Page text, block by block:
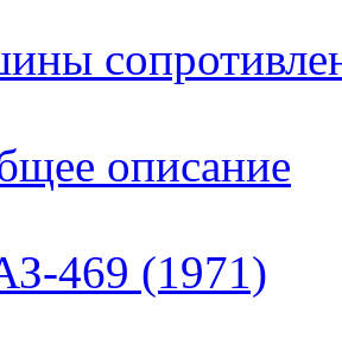
описание
469 (1971)